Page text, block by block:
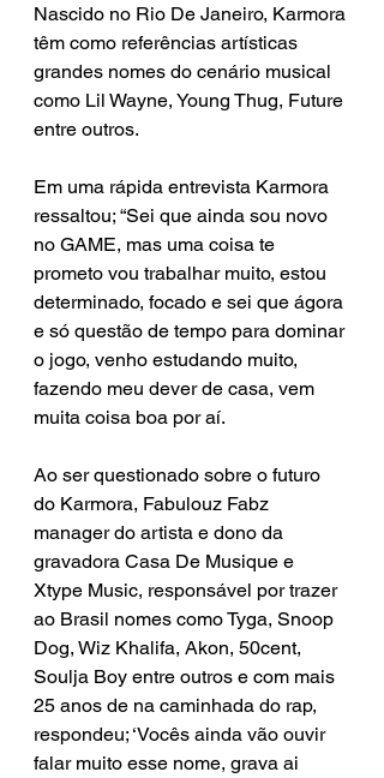
Nascido no Rio De Janeiro, Karmora
têm como referências artísticas
grandes nomes do cenário musical
como Lil Wayne, Young Thug, Future
entre outros.
Em uma rápida entrevista Karmora
ressaltou; “Sei que ainda sou novo
no GAME, mas uma coisa te
prometo vou trabalhar muito, estou
determinado, focado e sei que ágora
e só questão de tempo para dominar
o jogo, venho estudando muito,
fazendo meu dever de casa, vem
muita coisa boa por aí.
Ao ser questionado sobre o futuro
do Karmora, Fabulouz Fabz
manager do artista e dono da
gravadora Casa De Musique e
Xtype Music, responsável por trazer
ao Brasil nomes como Tyga, Snoop
Dog, Wiz Khalifa, Akon, 50cent,
Soulja Boy entre outros e com mais
25 anos de na caminhada do rap,
respondeu; ‘Vocês ainda vão ouvir
falar muito esse nome, grava ai